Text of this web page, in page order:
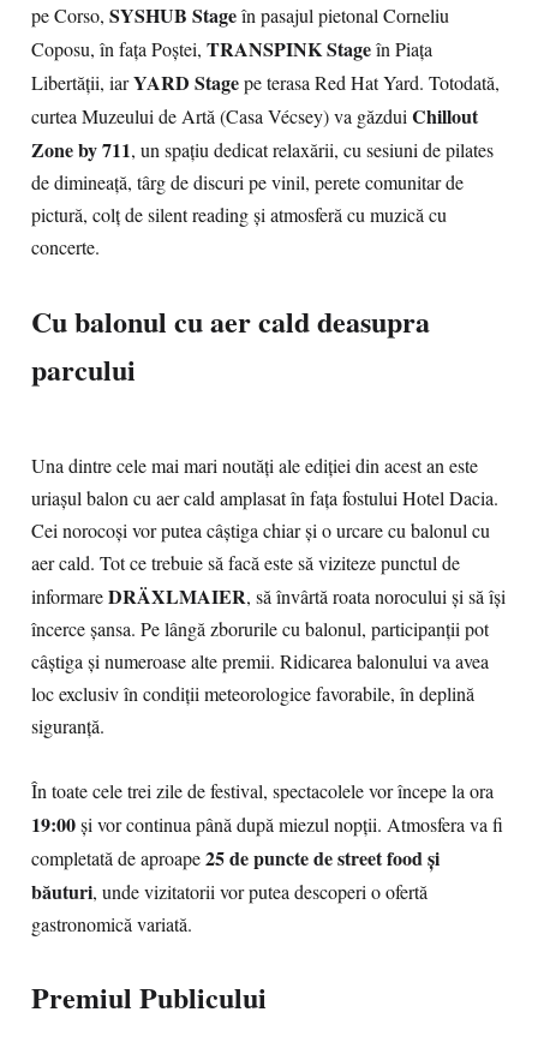
pe Corso, SYSHUB Stageîn pasajul pietonal Corneliu
Coposu, în fața Poștei, TRANSPINK Stageîn Piața
Libertății, iarYARD Stagepe terasa Red Hat Yard. Totodată,
curtea Muzeului de Artă (Casa Vécsey) va găzduiChillout
Zone by 711, un spațiu dedicat relaxării, cu sesiuni de pilates
de dimineață, târg de discuri pe vinil, perete comunitar de
pictură, colț de silent reading și atmosferă cu muzică cu
concerte.
Cu balonul cu aer cald deasupra
parcului
Una dintre cele mai mari noutăți ale ediției din acest an este
uriașul balon cu aer cald amplasat în fața fostului Hotel Dacia.
Cei norocoși vor putea câștiga chiar și o urcare cu balonul cu
aer cald. Tot ce trebuie să facă este să viziteze punctul de
informareDRÄXLMAIER, să învârtă roata norocului și să își
încerce șansa. Pe lângă zborurile cu balonul, participanții pot
câștiga și numeroase alte premii. Ridicarea balonului va avea
loc exclusiv în condiții meteorologice favorabile, în deplină
siguranță.
În toate cele trei zile de festival, spectacolele vor începe la ora
19:00și vor continua până după miezul nopții. Atmosfera va fi
completată de aproape25 de puncte de street food și
băuturi, unde vizitatorii vor putea descoperi o ofertă
gastronomică variată.
Premiul Publicului